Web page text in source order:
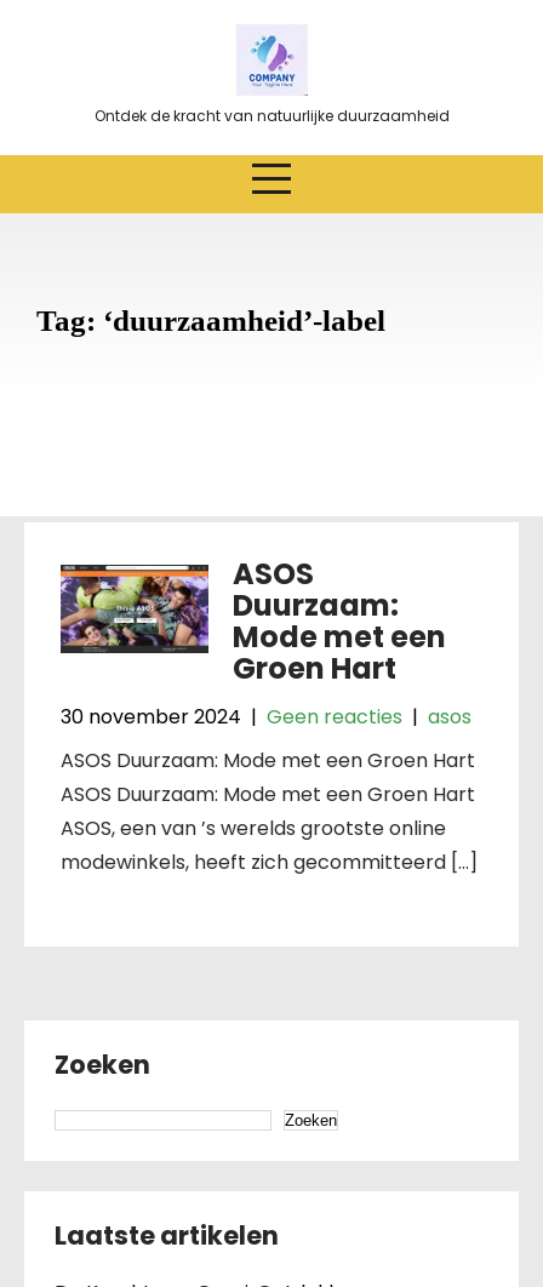
Ontdek de kracht van natuurlijke duurzaamheid
Tag: ‘duurzaamheid’-label
ASOS
Duurzaam:
Mode met een
Groen Hart
30 november 2024 | Geen reacties | asos
ASOS Duurzaam: Mode met een Groen Hart
ASOS Duurzaam: Mode met een Groen Hart
ASOS, een van ’s werelds grootste online
modewinkels, heeft zich gecommitteerd […]
Zoeken
Zoeken
Laatste artikelen